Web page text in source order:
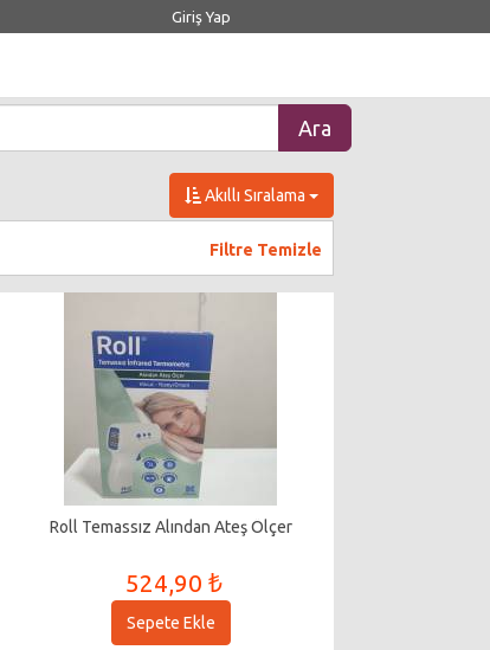
Giriş Yap
Akıllı Sıralama
Filtre Temizle
Roll Temassız Alından Ateş Ölçer
524,90 ₺
Sepete Ekle